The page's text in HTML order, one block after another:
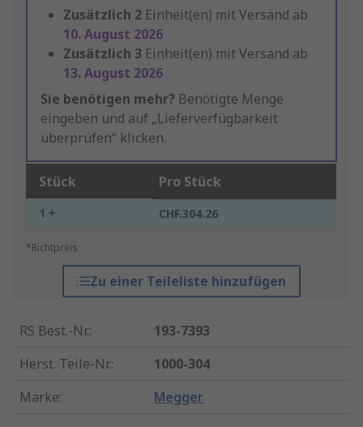
Zusätzlich 2 Einheit(en) mit Versand ab
10. August 2026
Zusätzlich 3 Einheit(en) mit Versand ab
13. August 2026
Sie benötigen mehr? Benötigte Menge
eingeben und auf „Lieferverfügbarkeit
überprüfen“ klicken.
Stück Pro Stück
1 + CHF.304.26
*Richtpreis
Zu einer Teileliste hinzufügen
RS Best.-Nr.:
193-7393
Herst. Teile-Nr.:
1000-304
Marke: Megger